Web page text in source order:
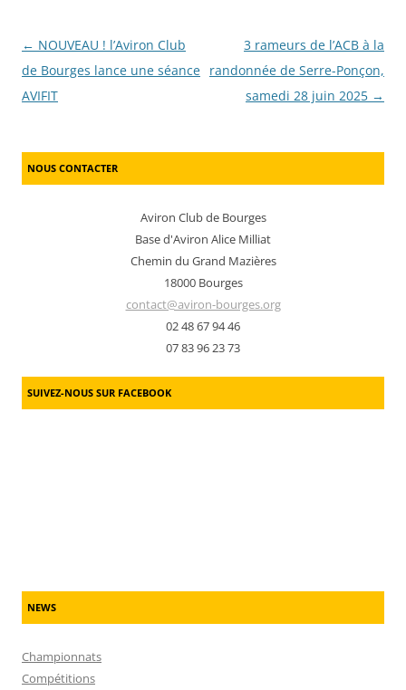
Post navigation
← NOUVEAU ! l’Aviron Club
de Bourges lance une séance
AVIFIT
3 rameurs de l’ACB à la
randonnée de Serre-Ponçon,
samedi 28 juin 2025 →
NOUS CONTACTER
Aviron Club de Bourges
Base d'Aviron Alice Milliat
Chemin du Grand Mazières
18000 Bourges
contact@aviron-bourges.org
02 48 67 94 46
07 83 96 23 73
SUIVEZ-NOUS SUR FACEBOOK
NEWS
Championnats
Compétitions